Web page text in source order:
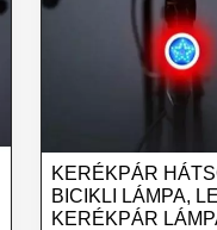
KERÉKPÁR
BICIKLI LÁMPA,
KERÉKPÁR